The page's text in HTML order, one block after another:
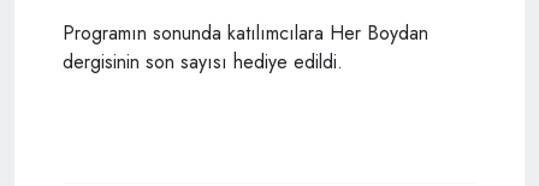
Programın sonunda katılımcılara Her Boydan
dergisinin son sayısı hediye edildi.